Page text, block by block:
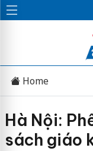
Home
Hà Nội:
sách giáo